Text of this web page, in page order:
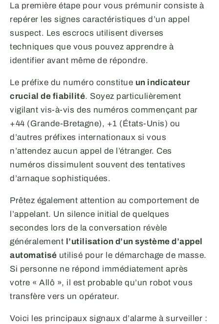
La première étape pour vous prémunir consiste à
repérer les signes caractéristiques d’un appel
suspect. Les escrocs utilisent diverses
techniques que vous pouvez apprendre à
identifier avant même de répondre.
Le préfixe du numéro constitue un indicateur
crucial de fiabilité. Soyez particulièrement
vigilant vis-à-vis des numéros commençant par
+44 (Grande-Bretagne), +1 (États-Unis) ou
d’autres préfixes internationaux si vous
n’attendez aucun appel de l’étranger. Ces
numéros dissimulent souvent des tentatives
d’arnaque sophistiquées.
Prêtez également attention au comportement de
l’appelant. Un silence initial de quelques
secondes lors de la conversation révèle
généralement l’utilisation d’un système d’appel
automatisé utilisé pour le démarchage de masse.
Si personne ne répond immédiatement après
votre « Allô », il est probable qu’un robot vous
transfère vers un opérateur.
Voici les principaux signaux d’alarme à surveiller :